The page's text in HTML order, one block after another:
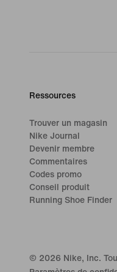
Ressources
Trouver un magasin
Nike Journal
Devenir membre
Commentaires
Codes promo
Conseil produit
Running Shoe Finder
© 2026 Nike, Inc.